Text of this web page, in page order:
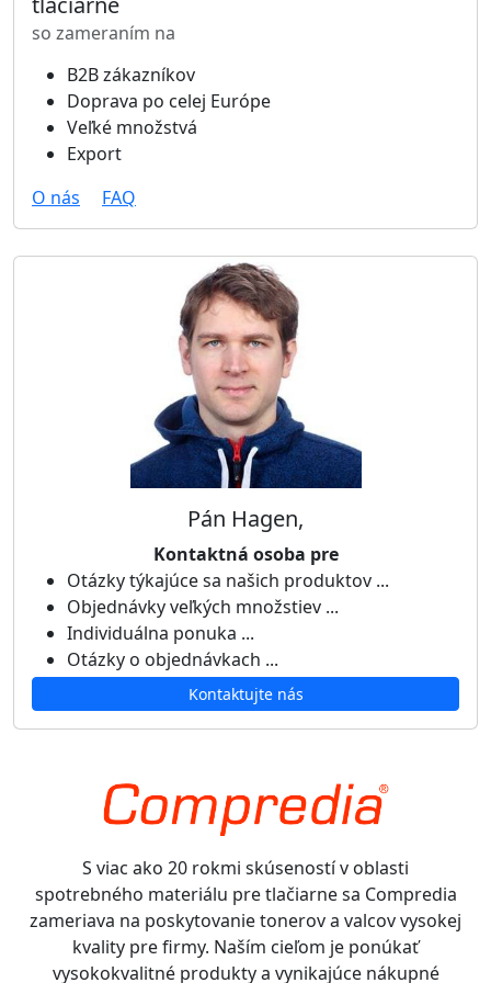
so zameraním na
B2B zákazníkov
Doprava po celej Európe
Veľké množstvá
Export
O nás
FAQ
Pán Hagen,
Kontaktná osoba pre
Otázky týkajúce sa našich produktov ...
Objednávky veľkých množstiev ...
Individuálna ponuka ...
Otázky o objednávkach ...
Kontaktujte nás
S viac ako 20 rokmi skúseností v oblasti
spotrebného materiálu pre tlačiarne sa Compredia
zameriava na poskytovanie tonerov a valcov vysokej
kvality pre firmy. Naším cieľom je ponúkať
vysokokvalitné produkty a vynikajúce nákupné